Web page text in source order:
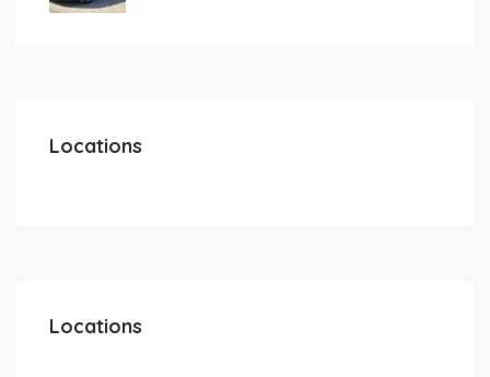
Locations
Locations